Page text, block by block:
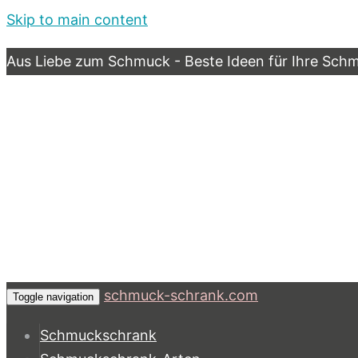
Skip to main content
Aus Liebe zum Schmuck - Beste Ideen für Ihre
Toggle navigation schmuck-schrank.com
Schmuckschrank